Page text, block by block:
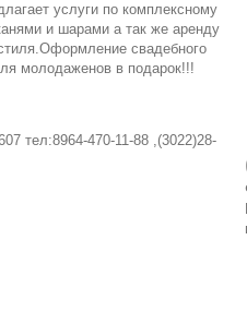
услуги по комплексному
и шарами а так же аренду
свадебного
молодаженов в подарок!!!
тел:8964-470-11-88 ,(3022)28-